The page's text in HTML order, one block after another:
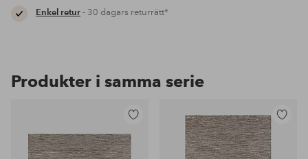
Enkel retur- 30 dagars returrätt*
Produkter i samma serie
till
i